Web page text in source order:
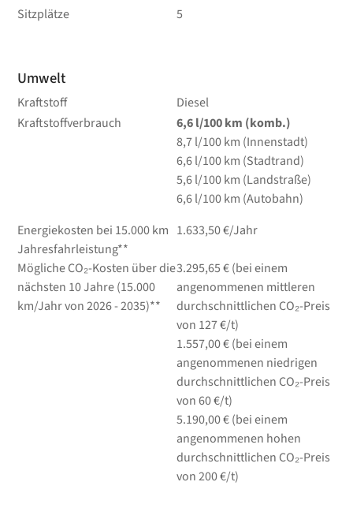
Sitzplätze
5
Umwelt
Kraftstoff
Diesel
Kraftstoffverbrauch
6,6l/100 km (komb.)
8,7l/100 km (Innenstadt)
6,6l/100 km (Stadtrand)
5,6l/100 km (Landstraße)
6,6l/100 km (Autobahn)
Energiekosten bei 15.000 km
Jahresfahrleistung**
1.633,50 €/Jahr
Mögliche CO₂-Kosten über die
nächsten 10 Jahre (15.000
km/Jahr von 2026 - 2035)**
3.295,65 € (bei einem
angenommenen mittleren
durchschnittlichen CO₂-Preis
von 127 €/t)
1.557,00 € (bei einem
angenommenen niedrigen
durchschnittlichen CO₂-Preis
von 60 €/t)
5.190,00 € (bei einem
angenommenen hohen
durchschnittlichen CO₂-Preis
von 200 €/t)